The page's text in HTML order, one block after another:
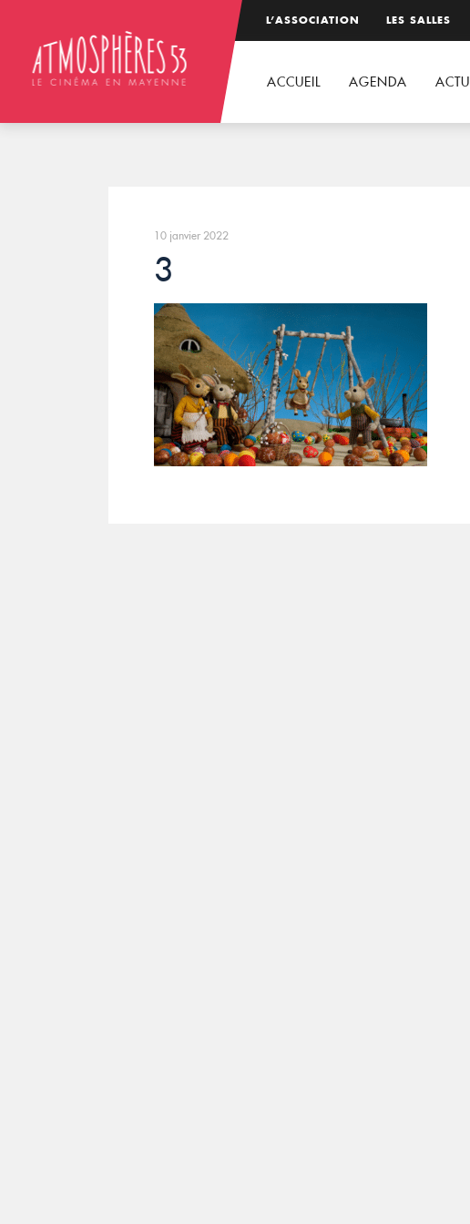
L’ASSOCIATION LES SALLES
ACCUEIL AGENDA ACTU
10 janvier 2022
3